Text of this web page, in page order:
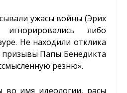
ужасы войны (Эрих
либо
Не находили отклика
Папы Бенедикта
резню».
во имя идеологии, расы